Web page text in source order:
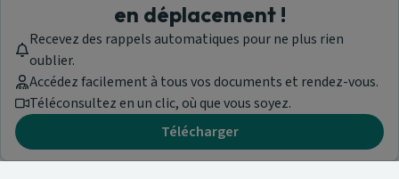
en déplacement !
Recevez des rappels automatiques pour ne plus rien
oublier.
Accédez facilement à tous vos documents et rendez-vous.
Téléconsultez en un clic, où que vous soyez.
Télécharger